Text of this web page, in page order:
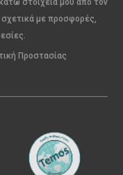
στοιχεία μου από τον
με προσφορές,
Προστασίας